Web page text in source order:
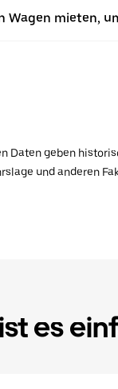
Wagen mieten,
Daten geben
und anderen
es